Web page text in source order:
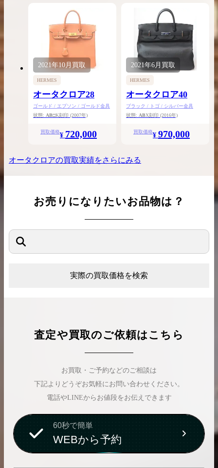
2021年10月 買取
HERMES
オータクロア28
ゴールド / エプソン / ゴールド金具
状態: AB□K刻印 (2007年)
買取価格¥ 720,000
2021年6月 買取
HERMES
オータクロア40
ブラック / トゴ / シルバー金具
状態: ABX刻印 (2016年)
買取価格¥ 970,000
オータクロアの買取実績をさらにみる
お売りになりたいお品物は？
実際の買取価格を検索
査定や買取のご依頼はこちら
お買取・ご予約などのご相談は
下記よりどうぞお気軽にお問い合わせください。
電話やLINEからお値段をお伝えできます
60秒で簡単
WEBから予約